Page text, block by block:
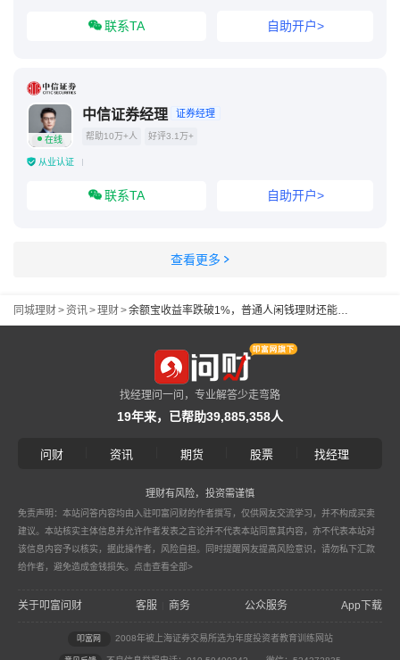
联系TA 自助开户>
在线
中信证券经理 证券经理
帮助10万+人 好评3.1万+
从业认证
联系TA 自助开户>
查看更多
同城理财>资讯>理财> 余额宝收益率跌破1%，普通人闲钱理财还能怎么选？
找经理问一问，专业解答少走弯路
19年来，已帮助39,885,358人
问财 资讯 期货 股票 找经理
理财有风险，投资需谨慎
免责声明：本站问答内容均由入驻叩富问财的作者撰写，仅供网友交流学习，并不构成买卖
建议。本站核实主体信息并允许作者发表之言论并不代表本站同意其内容，亦不代表本站对
该信息内容予以核实，据此操作者，风险自担。同时提醒网友提高风险意识，请勿私下汇款
给作者，避免造成金钱损失。 点击查看全部>
关于叩富问财 客服 商务 公众服务 App下载
叩富网 2008年被上海证券交易所选为年度投资者教育训练网站